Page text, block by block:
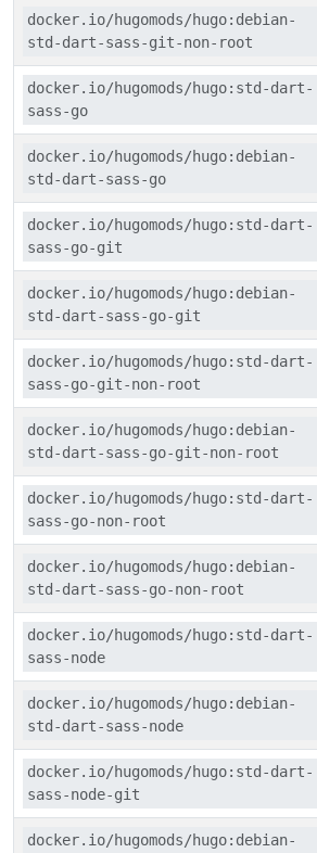
docker.io/hugomods/hugo:debian-
std-dart-sass-git-non-root
docker.io/hugomods/hugo:std-dart-
sass-go
docker.io/hugomods/hugo:debian-
std-dart-sass-go
docker.io/hugomods/hugo:std-dart-
sass-go-git
docker.io/hugomods/hugo:debian-
std-dart-sass-go-git
docker.io/hugomods/hugo:std-dart-
sass-go-git-non-root
docker.io/hugomods/hugo:debian-
std-dart-sass-go-git-non-root
docker.io/hugomods/hugo:std-dart-
sass-go-non-root
docker.io/hugomods/hugo:debian-
std-dart-sass-go-non-root
docker.io/hugomods/hugo:std-dart-
sass-node
docker.io/hugomods/hugo:debian-
std-dart-sass-node
docker.io/hugomods/hugo:std-dart-
sass-node-git
docker.io/hugomods/hugo:debian-